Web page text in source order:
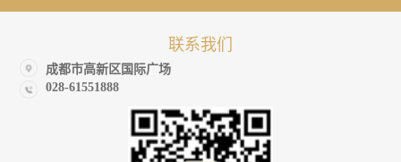
联系我们
成都市高新区国际广场
028-61551888